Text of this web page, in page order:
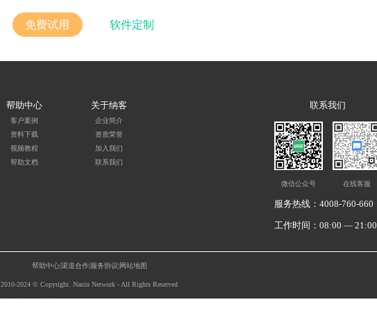
免费试用 软件定制
帮助中心
客户案例
资料下载
视频教程
帮助文档
关于纳客
企业简介
资质荣誉
加入我们
联系我们
联系我们
微信公众号 在线客服
服务热线：4008-760-660
工作时间：08:00 — 21:00
帮助中心|渠道合作|服务协议|网站地图
2010-2024 © Copyright. Naxin Network - All Rights Reserved